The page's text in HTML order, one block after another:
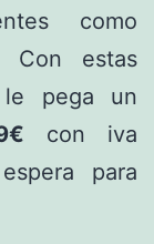
como
Con estas
le pega un
con iva
para